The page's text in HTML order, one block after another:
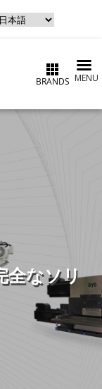
BRANDS
全なソリ
MENU